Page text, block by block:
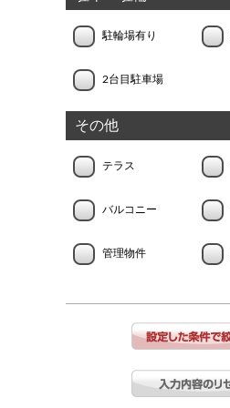
駐輪場有り
2台目駐車場
その他
テラス
バルコニー
管理物件